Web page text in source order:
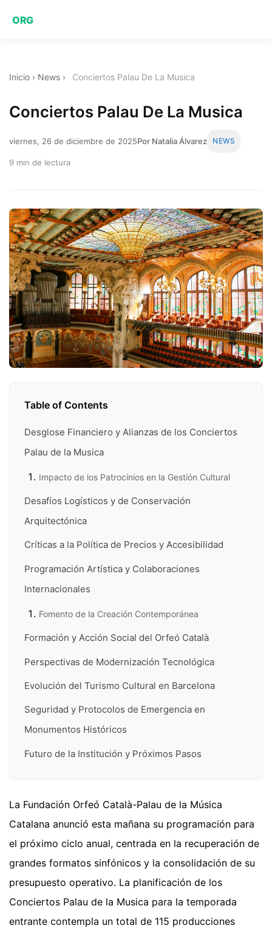
ORG
Inicio › News › Conciertos Palau De La Musica
Conciertos Palau De La Musica
viernes, 26 de diciembre de 2025Por Natalia Álvarez NEWS
9 min de lectura
Table of Contents
Desglose Financiero y Alianzas de los Conciertos
Palau de la Musica
Impacto de los Patrocinios en la Gestión Cultural
Desafíos Logísticos y de Conservación
Arquitectónica
Críticas a la Política de Precios y Accesibilidad
Programación Artística y Colaboraciones
Internacionales
Fomento de la Creación Contemporánea
Formación y Acción Social del Orfeó Català
Perspectivas de Modernización Tecnológica
Evolución del Turismo Cultural en Barcelona
Seguridad y Protocolos de Emergencia en
Monumentos Históricos
Futuro de la Institución y Próximos Pasos
La Fundación Orfeó Català-Palau de la Música
Catalana anunció esta mañana su programación para
el próximo ciclo anual, centrada en la recuperación de
grandes formatos sinfónicos y la consolidación de su
presupuesto operativo. La planificación de los
Conciertos Palau de la Musica para la temporada
entrante contempla un total de 115 producciones